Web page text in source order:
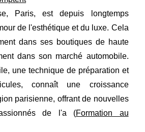
Paris, est depuis longtemps
de l'esthétique et du luxe. Cela
dans ses boutiques de haute
dans son marché automobile.
une technique de préparation et
connaît une croissance
parisienne, offrant de nouvelles
de l'a (Formation au